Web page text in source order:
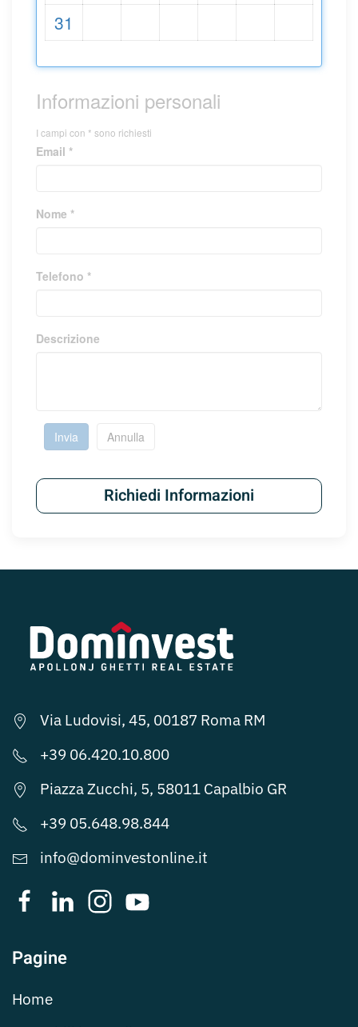
31
Informazioni personali
I campi con * sono richiesti
Email *
Nome *
Telefono *
Descrizione
Invia Annulla
Richiedi Informazioni
Via Ludovisi, 45, 00187 Roma RM
+39 06.420.10.800
Piazza Zucchi, 5, 58011 Capalbio GR
+39 05.648.98.844
info@dominvestonline.it
Pagine
Home